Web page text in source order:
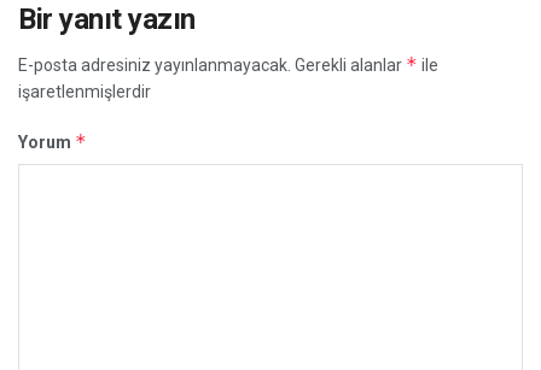
Bir yanıt yazın
E-posta adresiniz yayınlanmayacak. Gerekli alanlar * ile
işaretlenmişlerdir
Yorum *